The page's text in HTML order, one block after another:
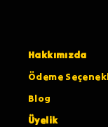
Hakkımızda
Ödeme
Blog
Üyelik